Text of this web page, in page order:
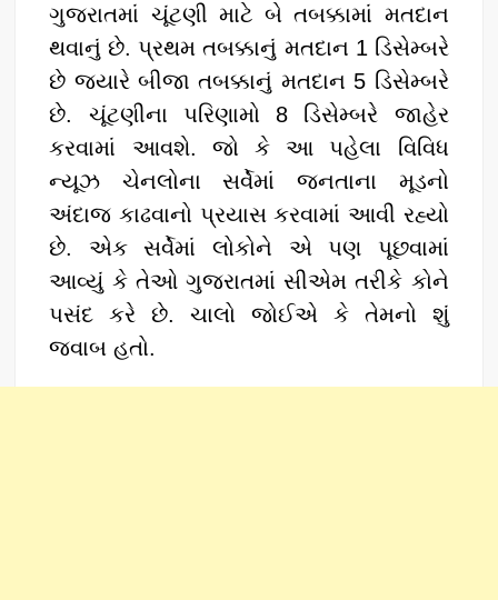
ગુજરાતમાં ચૂંટણી માટે બે તબક્કામાં મતદાન
થવાનું છે. પ્રથમ તબક્કાનું મતદાન 1 ડિસેમ્બરે
છે જ્યારે બીજા તબક્કાનું મતદાન 5 ડિસેમ્બરે
છે. ચૂંટણીના પરિણામો 8 ડિસેમ્બરે જાહેર
કરવામાં આવશે. જો કે આ પહેલા વિવિધ
ન્યૂઝ ચેનલોના સર્વેમાં જનતાના મૂડનો
અંદાજ કાઢવાનો પ્રયાસ કરવામાં આવી રહ્યો
છે. એક સર્વેમાં લોકોને એ પણ પૂછવામાં
આવ્યું કે તેઓ ગુજરાતમાં સીએમ તરીકે કોને
પસંદ કરે છે. ચાલો જોઈએ કે તેમનો શું
જવાબ હતો.